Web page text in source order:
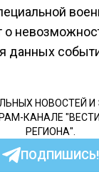
о
данных
НОВОСТЕЙ
КАНАЛЕ
РЕГИОНА".
ПОДПИШИСЬ!